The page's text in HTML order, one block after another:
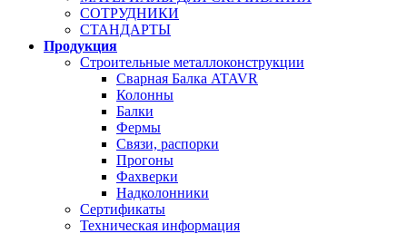
СОТРУДНИКИ
СТАНДАРТЫ
Продукция
Строительные металлоконструкции
Сварная Балка ATAVR
Колонны
Балки
Фермы
Связи, распорки
Прогоны
Фахверки
Надколонники
Сертификаты
Техническая информация